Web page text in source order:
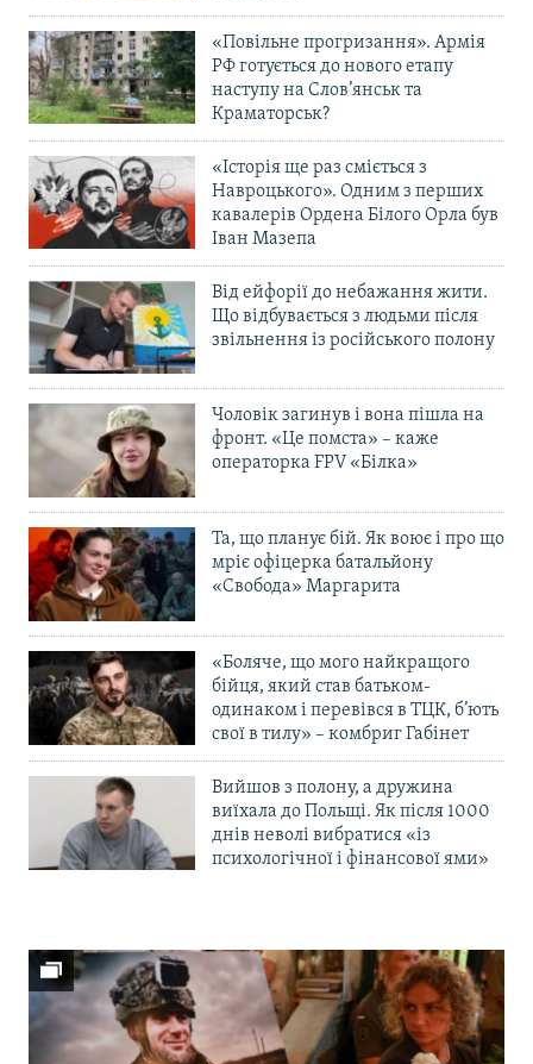
«Повільне прогризання». Армія
РФ готується до нового етапу
наступу на Слов’янськ та
Краматорськ?
«Історія ще раз сміється з
Навроцького». Одним з перших
кавалерів Ордена Білого Орла був
Іван Мазепа
Від ейфорії до небажання жити.
Що відбувається з людьми після
звільнення із російського полону
Чоловік загинув і вона пішла на
фронт. «Це помста» – каже
операторка FPV «Білка»
Та, що планує бій. Як воює і про що
мріє офіцерка батальйону
«Свобода» Маргарита
«Боляче, що мого найкращого
бійця, який став батьком-
одинаком і перевівся в ТЦК, б’ють
свої в тилу» – комбриг Габінет
Вийшов з полону, а дружина
виїхала до Польщі. Як після 1000
днів неволі вибратися «із
психологічної і фінансової ями»